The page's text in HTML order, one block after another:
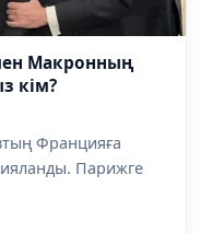
Макронның
кім?
Францияға
Парижге